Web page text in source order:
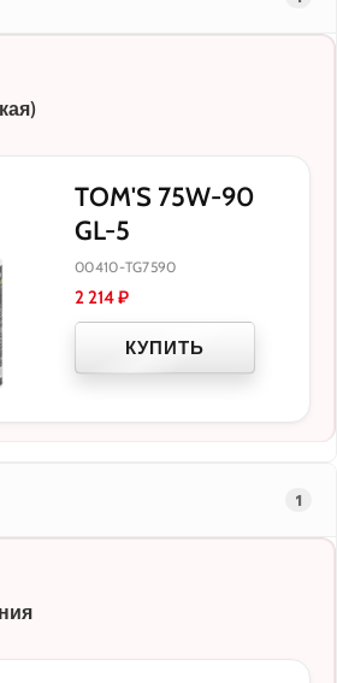
TOM'S 75W-90
GL-5
00410-TG7590
2 214₽
КУПИТЬ
1